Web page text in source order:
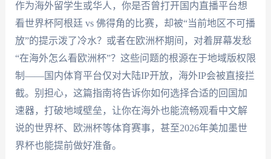
作为海外留学生或华人，你是否曾打开国内直播平台想
看世界杯阿根廷 vs 佛得角的比赛，却被“当前地区不可播
放”的提示泼了冷水？或者在欧洲杯期间，对着屏幕发愁
“在海外怎么看欧洲杯”？这些问题的根源在于地域版权限
制——国内体育平台仅对大陆IP开放，海外IP会被直接拦
截。别担心，这篇指南将告诉你如何选择合适的回国加
速器，打破地域壁垒，让你在海外也能流畅观看中文解
说的世界杯、欧洲杯等体育赛事，甚至2026年美加墨世
界杯也能提前做好准备。